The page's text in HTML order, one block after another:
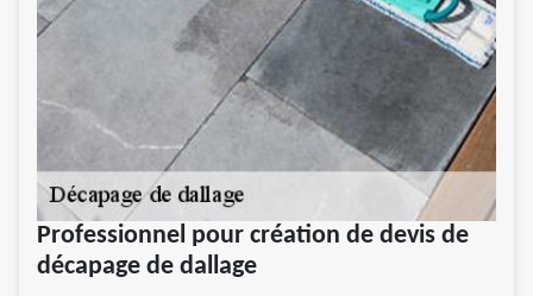
Professionnel pour création de devis de
décapage de dallage